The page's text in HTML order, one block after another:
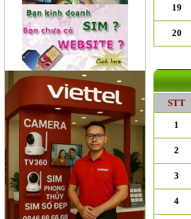
19
20
STT
1
2
3
4